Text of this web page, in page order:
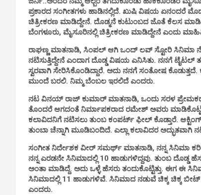
ಪ್ರಕಾರದ ಸಂಗೀತಗಳು ಹಾಡಿನಲ್ಲಿದೆ. ಖುಷಿ ವಿಷಯ ಏನಂದರೆ
ಚಿತ್ರೀಕರಣ ಮಾಡಿದ್ದೇನೆ. ದೊಡ್ಮನೆ ಕುಟುಂಬದ ಜೊತೆ ಕೆಲಸ
ಬೆಂಗಳೂರು, ಮೈಸೂರಿನಲ್ಲಿ ಚಿತ್ರೀಕರಣ ಮಾಡಿದ್ದೇನೆ ಎಂದು
ರಾಘಣ್ಣ ಮಾತನಾಡಿ, ಸಿಂಪಲ್ ಆಗಿ ಒಂದ್ ಲವ್ ಸ್ಟೋರಿ ಸಿನಿಮಾ
ನಟಿಸುತ್ತಿದ್ದೇನೆ ಎಂದಾಗ ದೊಡ್ಡ ವಿಷಯ ಎನಿಸಿತು. ನನಗೆ ಟೈಟಲ್
ಸ್ವರವಾಗಿ ಸೇರಿಸಿಕೊಂಡಿದ್ದಾರೆ. ಅದು ನನಗೆ ಸಂತೋಷ
ಮುಂದೆ ಬರಲಿ. ನಿಮ್ಮ ಬೆಂಬಲ ಇರಲಿದೆ ಎಂದರು.
ನಟ ವಿನಯ್ ರಾಜ್ ಕುಮಾರ್ ಮಾತನಾಡಿ, ಒಂದು ಸರಳ
ತೊಂದರೆ ಆಗದಂತೆ ನಿರ್ಮಾಪಕರಾದ ರಮೇಶ್ ಅವರು
ಕಲಾವಿದನಿಗೆ ನಟಿಸಲು ತುಂಬ ಕಂಪರ್ಟ್ ಫೀಲ್ ಕೊಡ್ತಾರೆ.
ತುಂಬಾ ಚೆನ್ನಾಗಿ ಮೂಡಿಬಂದಿದೆ. ಎಲ್ಲಾ ಕಲಾವಿದರ ಅದ್ಭುತವಾಗಿ
ಸಂಗೀತ ನಿರ್ದೇಶಕ ವೀರ್ ಸಮರ್ಥ್ ಮಾತನಾಡಿ, ನನ್ನ ಸಿನಿಮಾ
ನನ್ನ ಎರಡನೇ ಸಿನಿಮಾದಲ್ಲಿ 10 ಹಾಡುಗಳಿದ್ದವು. ತುಂಬ ದೊಡ್ಡ
ಅಂತಾ ಮಾಡಿದ್ದೆ. ಅದು ಒಳ್ಳೆ ಹೆಸರು ತಂದುಕೊಟ್ಟಿತ್ತು. ಈಗ ಈ
ಸಿನಿಮಾದಲ್ಲಿ 11 ಹಾಡುಗಳಿವೆ. ಸಿನಿಮಾದ ನಡುವೆ ಚಿಕ್ಕ ಚಿಕ್ಕ
ಎಂದರು.